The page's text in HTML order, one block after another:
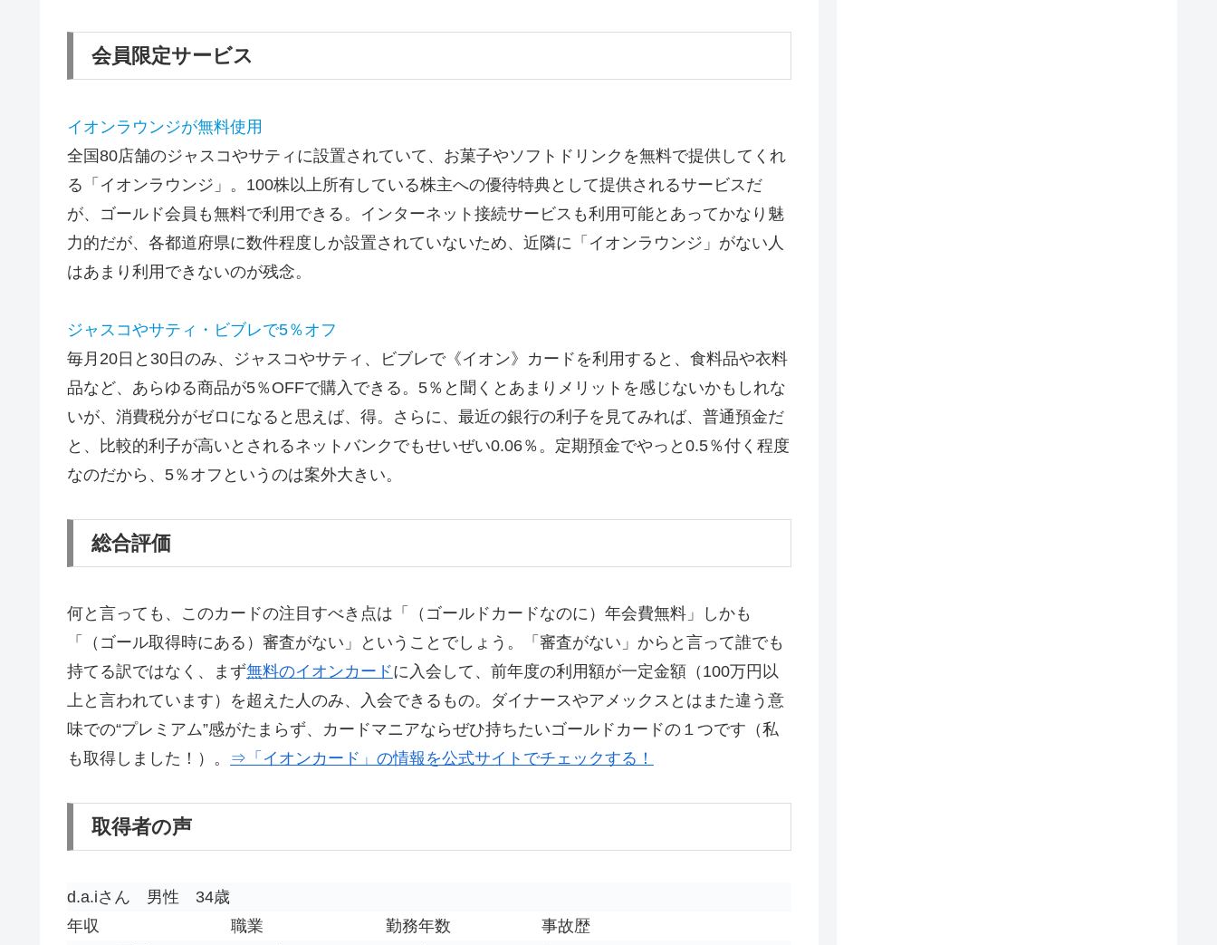
会員限定サービス
イオンラウンジが無料使用
全国80店舗のジャスコやサティに設置されていて、お菓子やソフトドリンクを無料で提供してくれ
る「イオンラウンジ」。100株以上所有している株主への優待特典として提供されるサービスだ
が、ゴールド会員も無料で利用できる。インターネット接続サービスも利用可能とあってかなり魅
力的だが、各都道府県に数件程度しか設置されていないため、近隣に「イオンラウンジ」がない人
はあまり利用できないのが残念。
ジャスコやサティ・ビブレで5％オフ
毎月20日と30日のみ、ジャスコやサティ、ビブレで《イオン》カードを利用すると、食料品や衣料
品など、あらゆる商品が5％OFFで購入できる。5％と聞くとあまりメリットを感じないかもしれな
いが、消費税分がゼロになると思えば、得。さらに、最近の銀行の利子を見てみれば、普通預金だ
と、比較的利子が高いとされるネットバンクでもせいぜい0.06％。定期預金でやっと0.5％付く程度
なのだから、5％オフというのは案外大きい。
総合評価
何と言っても、このカードの注目すべき点は「（ゴールドカードなのに）年会費無料」しかも
「（ゴール取得時にある）審査がない」ということでしょう。「審査がない」からと言って誰でも
持てる訳ではなく、まず無料のイオンカードに入会して、前年度の利用額が一定金額（100万円以
上と言われています）を超えた人のみ、入会できるもの。ダイナースやアメックスとはまた違う意
味での“プレミアム”感がたまらず、カードマニアならぜひ持ちたいゴールドカードの１つです（私
も取得しました！）。 ⇒「イオンカード」の情報を公式サイトでチェックする！
取得者の声
d.a.iさん 男性 34歳
年収
職業 勤務年数
事故歴